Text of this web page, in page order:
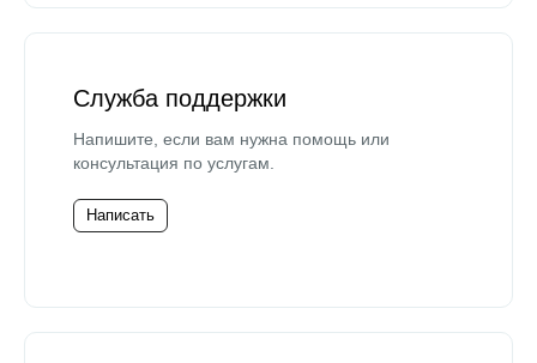
Служба поддержки
Напишите, если вам нужна помощь или
консультация по услугам.
Написать